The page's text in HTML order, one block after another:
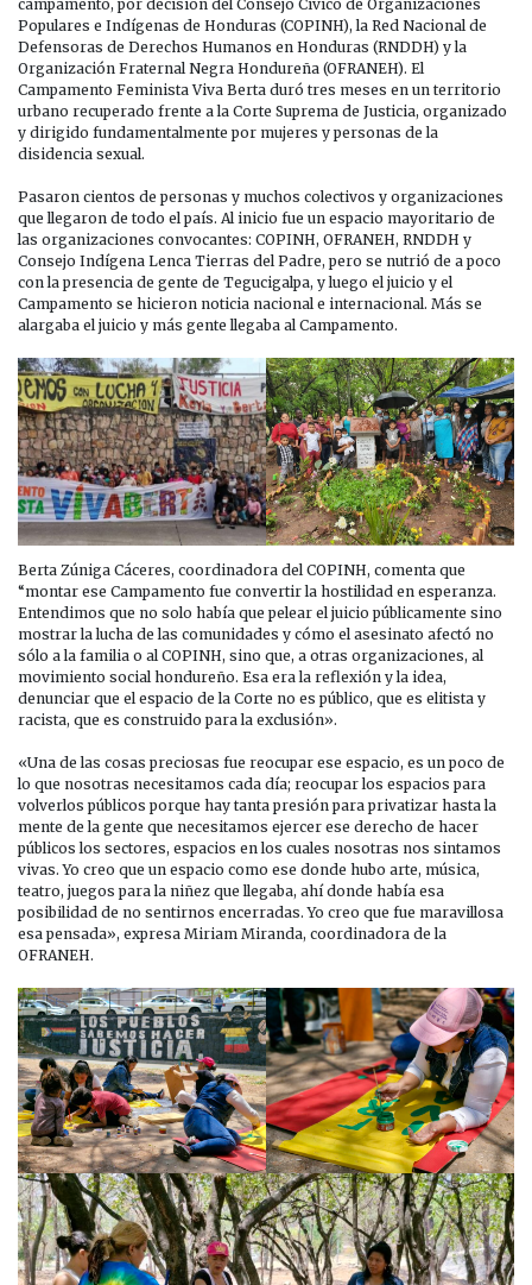
LA
JUSTICIA
FEMINISTA,
GARÍFUNA
Y
POPULAR.
campamento, por decisión del Consejo Cívico de Organizaciones
Populares e Indígenas de Honduras (COPINH), la Red Nacional de
Defensoras de Derechos Humanos en Honduras (RNDDH) y la
Organización Fraternal Negra Hondureña (OFRANEH). El
Campamento Feminista Viva Berta duró tres meses en un territorio
urbano recuperado frente a la Corte Suprema de Justicia, organizado
y dirigido fundamentalmente por mujeres y personas de la
disidencia sexual.
Pasaron cientos de personas y muchos colectivos y organizaciones
que llegaron de todo el país. Al inicio fue un espacio mayoritario de
las organizaciones convocantes: COPINH, OFRANEH, RNDDH y
Consejo Indígena Lenca Tierras del Padre, pero se nutrió de a poco
con la presencia de gente de Tegucigalpa, y luego el juicio y el
Campamento se hicieron noticia nacional e internacional. Más se
alargaba el juicio y más gente llegaba al Campamento.
Berta Zúniga Cáceres, coordinadora del COPINH, comenta que
“montar ese Campamento fue convertir la hostilidad en esperanza.
Entendimos que no solo había que pelear el juicio públicamente sino
mostrar la lucha de las comunidades y cómo el asesinato afectó no
sólo a la familia o al COPINH, sino que, a otras organizaciones, al
movimiento social hondureño. Esa era la reflexión y la idea,
denunciar que el espacio de la Corte no es público, que es elitista y
racista, que es construido para la exclusión».
«Una de las cosas preciosas fue reocupar ese espacio, es un poco de
lo que nosotras necesitamos cada día; reocupar los espacios para
volverlos públicos porque hay tanta presión para privatizar hasta la
mente de la gente que necesitamos ejercer ese derecho de hacer
públicos los sectores, espacios en los cuales nosotras nos sintamos
vivas. Yo creo que un espacio como ese donde hubo arte, música,
teatro, juegos para la niñez que llegaba, ahí donde había esa
posibilidad de no sentirnos encerradas. Yo creo que fue maravillosa
esa pensada», expresa Miriam Miranda, coordinadora de la
OFRANEH.